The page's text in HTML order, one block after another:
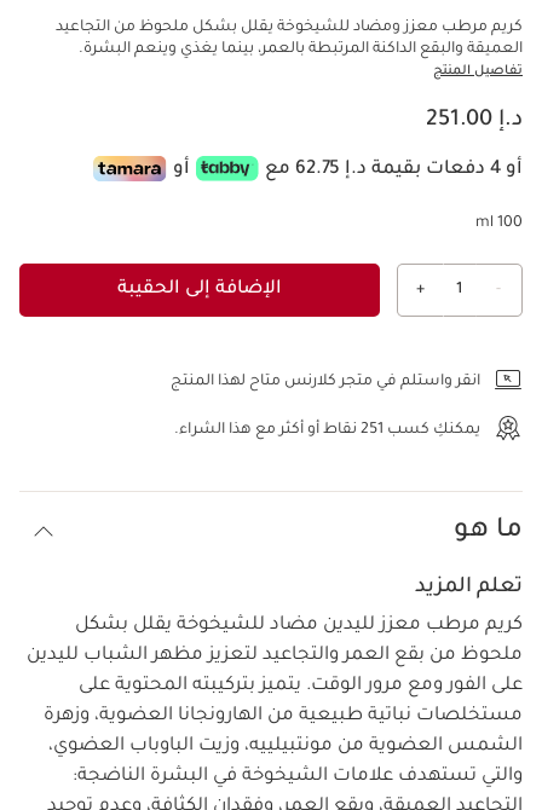
كريم مرطب معزز ومضاد للشيخوخة يقلل بشكل ملحوظ من التجاعيد
العميقة والبقع الداكنة المرتبطة بالعمر، بينما يغذي وينعم البشرة.
تفاصيل المنتج
السعر الحالي هو د.إ 251.00
د.إ 251.00
أو 4 دفعات بقيمة د.إ 62.75 مع أو
100 ml
-
1
+ الإضافة إلى الحقيبة
انقر واستلم في متجر كلارنس متاح لهذا المنتج
يمكنكِ كسب 251 نقاط أو أكثر مع هذا الشراء.
ما هو
تعلم المزيد
كريم مرطب معزز لليدين مضاد للشيخوخة يقلل بشكل
ملحوظ من بقع العمر والتجاعيد لتعزيز مظهر الشباب لليدين
على الفور ومع مرور الوقت. يتميز بتركيبته المحتوية على
مستخلصات نباتية طبيعية من الهارونجانا العضوية، وزهرة
الشمس العضوية من مونتبيلييه، وزيت الباوباب العضوي،
والتي تستهدف علامات الشيخوخة في البشرة الناضجة: